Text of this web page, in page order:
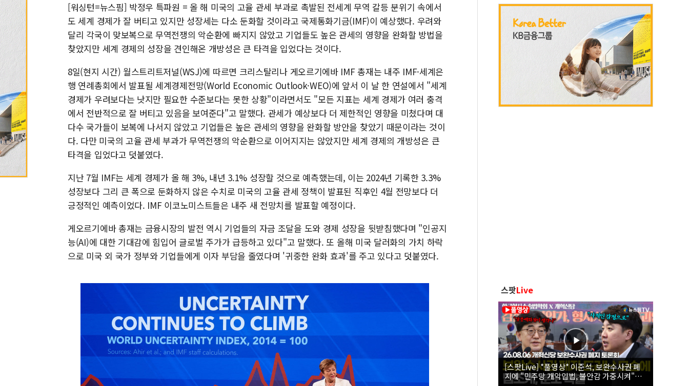
[워싱턴=뉴스핌] 박정우 특파원 = 올 해 미국의 고율 관세 부과로 촉발된 전세계 무역 갈등 분위기 속에서
도 세계 경제가 잘 버티고 있지만 성장세는 다소 둔화할 것이라고 국제통화기금(IMF)이 예상했다. 우려와
달리 각국이 맞보복으로 무역전쟁의 악순환에 빠지지 않았고 기업들도 높은 관세의 영향을 완화할 방법을
찾았지만 세계 경제의 성장을 견인해온 개방성은 큰 타격을 입었다는 것이다.
8일(현지 시간) 월스트리트저널(WSJ)에 따르면 크리스탈리나 게오르기에바 IMF 총재는 내주 IMF·세계은
행 연례총회에서 발표될 세계경제전망(World Economic Outlook·WEO)에 앞서 이 날 한 연설에서 "세계
경제가 우려보다는 낫지만 필요한 수준보다는 못한 상황"이라면서도 "모든 지표는 세계 경제가 여러 충격
에서 전반적으로 잘 버티고 있음을 보여준다"고 말했다. 관세가 예상보다 더 제한적인 영향을 미쳤다며 대
다수 국가들이 보복에 나서지 않았고 기업들은 높은 관세의 영향을 완화할 방안을 찾았기 때문이라는 것이
다. 다만 미국의 고율 관세 부과가 무역전쟁의 악순환으로 이어지지는 않았지만 세계 경제의 개방성은 큰
타격을 입었다고 덧붙였다.
지난 7월 IMF는 세계 경제가 올 해 3%, 내년 3.1% 성장할 것으로 예측했는데, 이는 2024년 기록한 3.3%
성장보다 그리 큰 폭으로 둔화하지 않은 수치로 미국의 고율 관세 정책이 발표된 직후인 4월 전망보다 더
긍정적인 예측이었다. IMF 이코노미스트들은 내주 새 전망치를 발표할 예정이다.
게오르기에바 총재는 금융시장의 발전 역시 기업들의 자금 조달을 도와 경제 성장을 뒷받침했다며 "인공지
능(AI)에 대한 기대감에 힘입어 글로벌 주가가 급등하고 있다"고 말했다. 또 올해 미국 달러화의 가치 하락
으로 미국 외 국가 정부와 기업들에게 이자 부담을 줄였다며 '귀중한 완화 효과'를 주고 있다고 덧붙였다.
스팟Live
[스팟Live] *풀영상* 이준석, 보완수사권 폐
지에 "민주당 개악입법, 불안감 가중시켜"｜